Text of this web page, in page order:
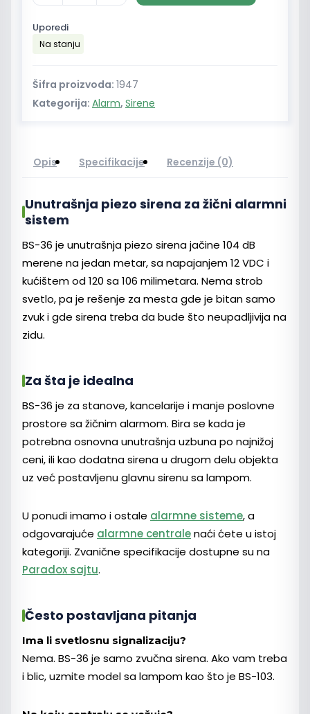
36
Paradox
sirena
dB
količina
Uporedi
Na stanju
Šifra proizvoda: 1947
Kategorija: Alarm, Sirene
Opis Specifikacije Recenzije (0)
Unutrašnja piezo sirena za žični alarmni
sistem
BS-36 je unutrašnja piezo sirena jačine 104 dB
merene na jedan metar, sa napajanjem 12 VDC i
kućištem od 120 sa 106 milimetara. Nema strob
svetlo, pa je rešenje za mesta gde je bitan samo
zvuk i gde sirena treba da bude što neupadljivija na
zidu.
Za šta je idealna
BS-36 je za stanove, kancelarije i manje poslovne
prostore sa žičnim alarmom. Bira se kada je
potrebna osnovna unutrašnja uzbuna po najnižoj
ceni, ili kao dodatna sirena u drugom delu objekta
uz već postavljenu glavnu sirenu sa lampom.
U ponudi imamo i ostale alarmne sisteme, a
odgovarajuće alarmne centralenaći ćete u istoj
kategoriji. Zvanične specifikacije dostupne su na
Paradox sajtu.
Često postavljana pitanja
Ima li svetlosnu signalizaciju?
Nema. BS-36 je samo zvučna sirena. Ako vam treba
i blic, uzmite model sa lampom kao što je BS-103.